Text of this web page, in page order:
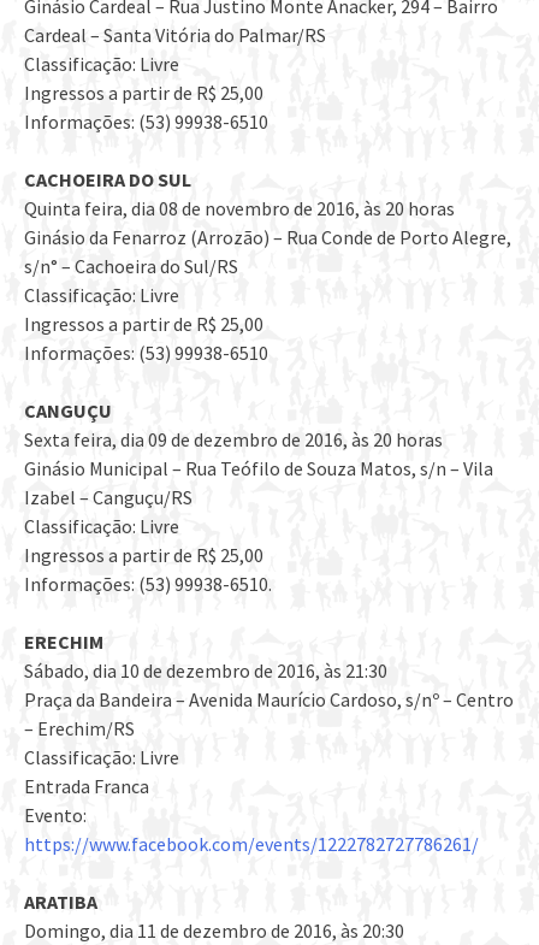
Ginásio Cardeal – Rua Justino Monte Anacker, 294 – Bairro
Cardeal – Santa Vitória do Palmar/RS
Classificação: Livre
Ingressos a partir de R$ 25,00
Informações: (53) 99938-6510
CACHOEIRA DO SUL
Quinta feira, dia 08 de novembro de 2016, às 20 horas
Ginásio da Fenarroz (Arrozão) – Rua Conde de Porto Alegre,
s/n° – Cachoeira do Sul/RS
Classificação: Livre
Ingressos a partir de R$ 25,00
Informações: (53) 99938-6510
CANGUÇU
Sexta feira, dia 09 de dezembro de 2016, às 20 horas
Ginásio Municipal – Rua Teófilo de Souza Matos, s/n – Vila
Izabel – Canguçu/RS
Classificação: Livre
Ingressos a partir de R$ 25,00
Informações: (53) 99938-6510.
ERECHIM
Sábado, dia 10 de dezembro de 2016, às 21:30
Praça da Bandeira – Avenida Maurício Cardoso, s/nº – Centro
– Erechim/RS
Classificação: Livre
Entrada Franca
Evento:
https://www.facebook.com/events/1222782727786261/
ARATIBA
Domingo, dia 11 de dezembro de 2016, às 20:30